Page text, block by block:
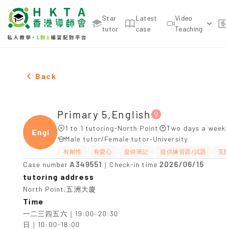
Star
tutor
Latest
case
Video
Teaching
Female Primary 5,English，North Point Tuition
Back
Engli
Primary 5,English
1 to 1 tutoring-North Point
Two days a
Male tutor/Female tutor-University
有耐性 有愛心 提供筆記 提供練習題/試題 互
Case number A349551 ｜Check-in time 2026/06/15
tutoring address
North Point,五洲大廈
Time
一二三四五六｜19:00-20:30
日｜10:00-18:00